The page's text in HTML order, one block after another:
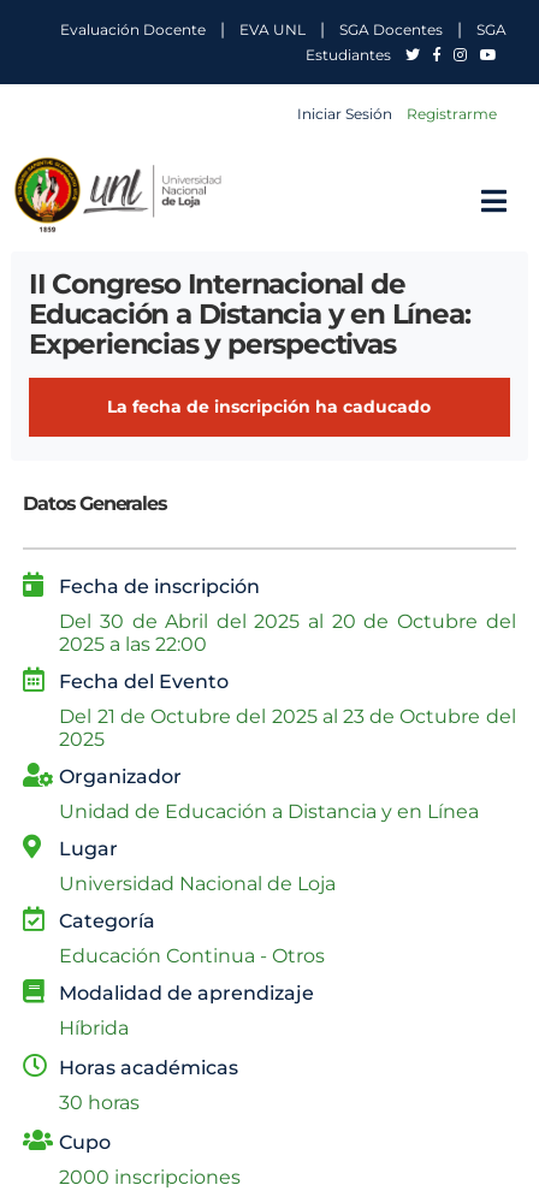
Evaluación Docente | EVA UNL | SGA Docentes |
SGA
Estudiantes
Iniciar Sesión Registrarme
II Congreso Internacional de
Educación a Distancia y en Línea:
Experiencias y perspectivas
La fecha de inscripción ha caducado
Datos Generales
Fecha de inscripción
Del30 de Abril del 2025 al 20 de Octubre del
2025 a las 22:00
Fecha del Evento
Del 21 de Octubre del 2025 al 23 de Octubre del
2025
Organizador
Unidad de Educación a Distancia y en Línea
Lugar
Universidad Nacional de Loja
Categoría
Educación Continua - Otros
Modalidad de aprendizaje
Híbrida
Horas académicas
30 horas
Cupo
2000 inscripciones